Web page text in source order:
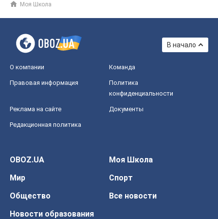
Моя Школа
В начало
О компании Команда
Правовая информация
Политика
конфиденциальности
Реклама на сайте Документы
Редакционная политика
OBOZ.UA
Моя Школа
Мир
Спорт
Общество
Все новости
Новости образования